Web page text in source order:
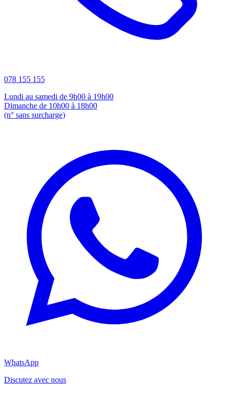
078 155 155
Lundi au samedi de 9h00 à 19h00
Dimanche de 10h00 à 18h00
(n° sans surcharge)
WhatsApp
Discutez avec nous